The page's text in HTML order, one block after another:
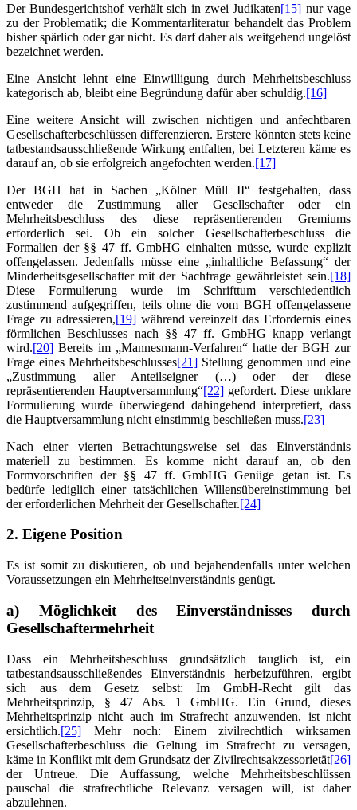
Der Bundesgerichtshof verhält sich in zwei Judikaten[15] nur vage
zu der Problematik; die Kommentarliteratur behandelt das Problem
bisher spärlich oder gar nicht. Es darf daher als weitgehend ungelöst
bezeichnet werden.
Eine Ansicht lehnt eine Einwilligung durch Mehrheitsbeschluss
kategorisch ab, bleibt eine Begründung dafür aber schuldig.[16]
Eine weitere Ansicht will zwischen nichtigen und anfechtbaren
Gesellschafterbeschlüssen differenzieren. Erstere könnten stets keine
tatbestandsausschließende Wirkung entfalten, bei Letzteren käme es
darauf an, ob sie erfolgreich angefochten werden.[17]
Der BGH hat in Sachen „Kölner Müll II“ festgehalten, dass
entweder die Zustimmung aller Gesellschafter oder ein
Mehrheitsbeschluss des diese repräsentierenden Gremiums
erforderlich sei. Ob ein solcher Gesellschafterbeschluss die
Formalien der §§ 47 ff. GmbHG einhalten müsse, wurde explizit
offengelassen. Jedenfalls müsse eine „inhaltliche Befassung“ der
Minderheitsgesellschafter mit der Sachfrage gewährleistet sein.[18]
Diese Formulierung wurde im Schrifttum verschiedentlich
zustimmend aufgegriffen, teils ohne die vom BGH offengelassene
Frage zu adressieren,[19]während vereinzelt das Erfordernis eines
förmlichen Beschlusses nach §§ 47 ff. GmbHG knapp verlangt
wird.[20] Bereits im „Mannesmann-Verfahren“ hatte der BGH zur
Frage eines Mehrheitsbeschlusses[21] Stellung genommen und eine
„Zustimmung aller Anteilseigner (…) oder der diese
repräsentierenden Hauptversammlung“[22] gefordert. Diese unklare
Formulierung wurde überwiegend dahingehend interpretiert, dass
die Hauptversammlung nicht einstimmig beschließen muss.[23]
Nach einer vierten Betrachtungsweise sei das Einverständnis
materiell zu bestimmen. Es komme nicht darauf an, ob den
Formvorschriften der §§ 47 ff. GmbHG Genüge getan ist. Es
bedürfe lediglich einer tatsächlichen Willensübereinstimmung bei
der erforderlichen Mehrheit der Gesellschafter.[24]
2. Eigene Position
Es ist somit zu diskutieren, ob und bejahendenfalls unter welchen
Voraussetzungen ein Mehrheitseinverständnis genügt.
a) Möglichkeit des Einverständnisses durch
Gesellschaftermehrheit
Dass ein Mehrheitsbeschluss grundsätzlich tauglich ist, ein
tatbestandsausschließendes Einverständnis herbeizuführen, ergibt
sich aus dem Gesetz selbst: Im GmbH-Recht gilt das
Mehrheitsprinzip, § 47 Abs. 1 GmbHG. Ein Grund, dieses
Mehrheitsprinzip nicht auch im Strafrecht anzuwenden, ist nicht
ersichtlich.[25] Mehr noch: Einem zivilrechtlich wirksamen
Gesellschafterbeschluss die Geltung im Strafrecht zu versagen,
käme in Konflikt mit dem Grundsatz der Zivilrechtsakzessorietät[26]
der Untreue. Die Auffassung, welche Mehrheitsbeschlüssen
pauschal die strafrechtliche Relevanz versagen will, ist daher
abzulehnen.